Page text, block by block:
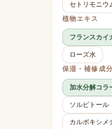
セトリモニウ
植物エキス
フランスカイ
ローズ水
保湿・補修成分
加水分解コラ
ソルビトール
カルボキシメ